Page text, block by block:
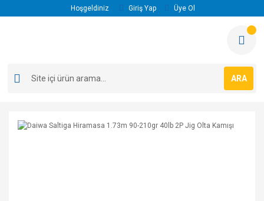
Hoşgeldiniz Giriş Yap Üye Ol
ARA